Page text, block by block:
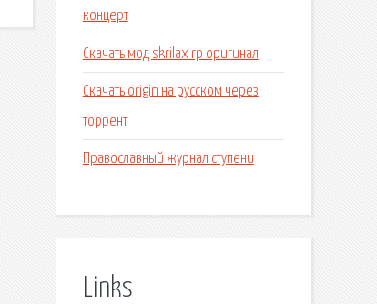
концерт
Скачать мод skrilax rp оригинал
Скачать origin на русском через
торрент
Православный журнал ступени
Links